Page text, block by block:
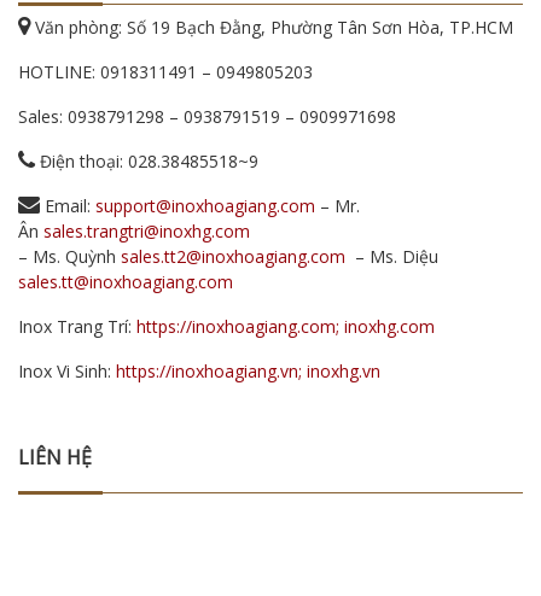
Văn phòng: Số 19 Bạch Đằng, Phường Tân Sơn Hòa, TP.HCM
HOTLINE: 0918311491 – 0949805203
Sales: 0938791298 – 0938791519 – 0909971698
Điện thoại: 028.38485518~9
Email: support@inoxhoagiang.com – Mr.
Ân sales.trangtri@inoxhg.com
– Ms. Quỳnh sales.tt2@inoxhoagiang.com – Ms. Diệu
sales.tt@inoxhoagiang.com
Inox Trang Trí: https://inoxhoagiang.com; inoxhg.com
Inox Vi Sinh: https://inoxhoagiang.vn; inoxhg.vn
LIÊN HỆ